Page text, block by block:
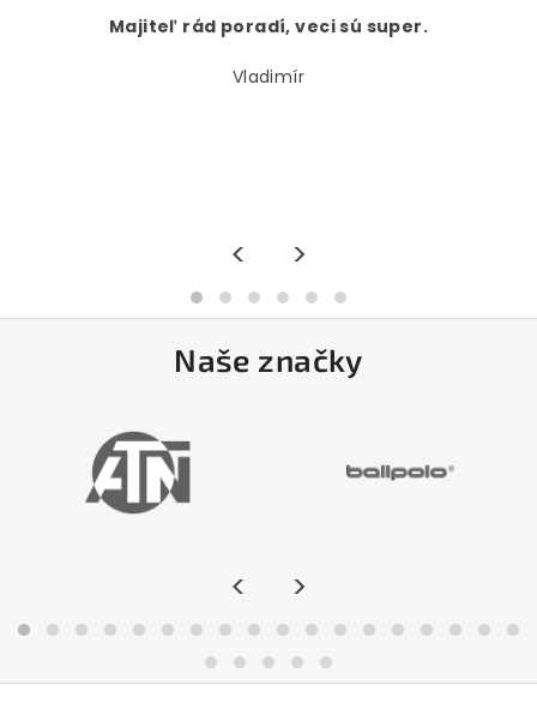
Majiteľ rád poradí, veci sú super.
Vladimír
< >
Naše značky
< >